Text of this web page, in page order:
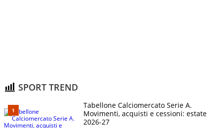
SPORT TREND
Tabellone Calciomercato Serie A.
Movimenti, acquisti e cessioni: estate
2026-27